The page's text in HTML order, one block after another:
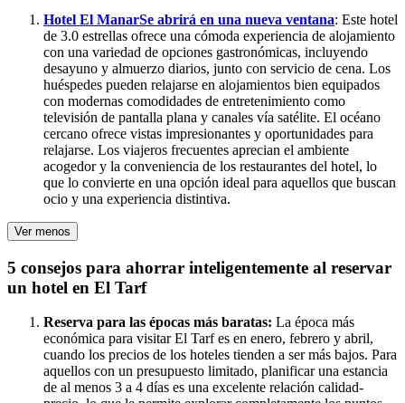
Hotel El ManarSe abrirá en una nueva ventana: Este hotel
de 3.0 estrellas ofrece una cómoda experiencia de alojamiento
con una variedad de opciones gastronómicas, incluyendo
desayuno y almuerzo diarios, junto con servicio de cena. Los
huéspedes pueden relajarse en alojamientos bien equipados
con modernas comodidades de entretenimiento como
televisión de pantalla plana y canales vía satélite. El océano
cercano ofrece vistas impresionantes y oportunidades para
relajarse. Los viajeros frecuentes aprecian el ambiente
acogedor y la conveniencia de los restaurantes del hotel, lo
que lo convierte en una opción ideal para aquellos que buscan
ocio y una experiencia distintiva.
Ver menos
5 consejos para ahorrar inteligentemente al reservar
un hotel en El Tarf
Reserva para las épocas más baratas: La época más
económica para visitar El Tarf es en enero, febrero y abril,
cuando los precios de los hoteles tienden a ser más bajos. Para
aquellos con un presupuesto limitado, planificar una estancia
de al menos 3 a 4 días es una excelente relación calidad-